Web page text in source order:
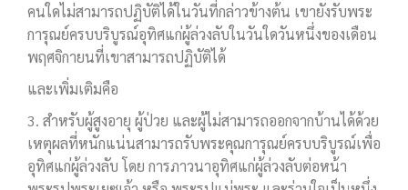
คนใดไม่สามารถปฏิบัติได้ในวันที่กล่าวข้างต้น เขายังรับพระ
การุณย์ครบบริบูรณ์อุทิศแก่ผู้ล่วงลับในวันใดวันหนึ่งของเดือน
พฤศจิกายนที่เขาสามารถปฏิบัติได้
และเพิ่มเติมคือ
3. สำหรับผู้สูงอายุ ผู้ป่วย และผู้ไม่สามารถออกจากบ้านได้ด้วย
เหตุผลที่หนักแน่นสามารถรับพระคุณการุณย์ครบบริบูรณ์เพื่อ
อุทิศแก่ผู้ล่วงลับ โดย การภาวนาอุทิศแก่ผู้ล่วงลับต่อหน้า